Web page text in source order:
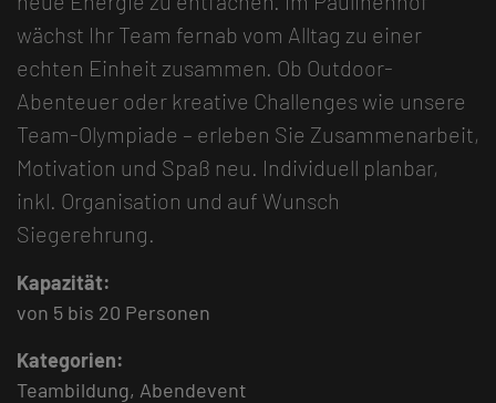
wächst Ihr Team fernab vom Alltag zu einer
echten Einheit zusammen. Ob Outdoor-
Abenteuer oder kreative Challenges wie unsere
Team-Olympiade – erleben Sie Zusammenarbeit,
Motivation und Spaß neu. Individuell planbar,
inkl. Organisation und auf Wunsch
Siegerehrung.
Kapazität:
von 5 bis 20 Personen
Kategorien:
Teambildung, Abendevent